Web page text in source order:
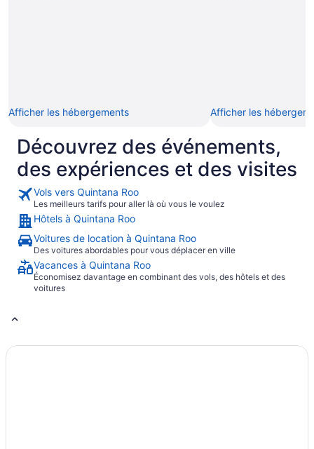
Afficher les hébergements Afficher les
Découvrez des événements,
des expériences et des visites
Vols vers Quintana Roo
Les meilleurs tarifs pour aller là où vous le voulez
Hôtels à Quintana Roo
Voitures de location à Quintana Roo
Des voitures abordables pour vous déplacer en ville
Vacances à Quintana Roo
Économisez davantage en combinant des vols, des hôtels et des
voitures